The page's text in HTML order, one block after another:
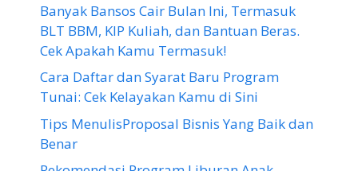
Banyak Bansos Cair Bulan Ini, Termasuk
BLT BBM, KIP Kuliah, dan Bantuan Beras.
Cek Apakah Kamu Termasuk!
Cara Daftar dan Syarat Baru Program
Tunai: Cek Kelayakan Kamu di Sini
Tips MenulisProposal Bisnis Yang Baik dan
Benar